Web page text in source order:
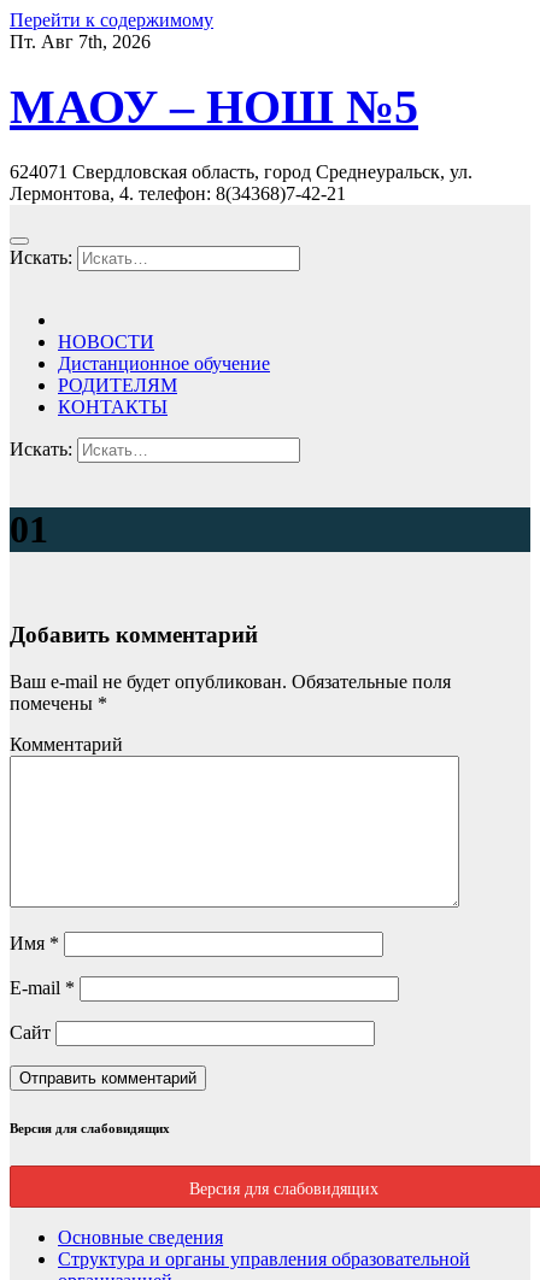
Перейти к содержимому
Пт. Авг 7th, 2026
МАОУ – НОШ №5
624071 Свердловская область, город Среднеуральск, ул.
Лермонтова, 4. телефон: 8(34368)7-42-21
Искать:
НОВОСТИ
Дистанционное обучение
РОДИТЕЛЯМ
КОНТАКТЫ
Искать:
01
Добавить комментарий
Ваш e-mail не будет опубликован. Обязательные поля
помечены *
Комментарий
Имя *
E-mail *
Сайт
Версия для слабовидящих
Версия для слабовидящих
Основные сведения
Структура и органы управления образовательной